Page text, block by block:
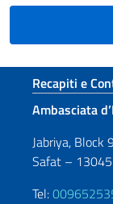
Recapiti e
Ambasciata
Jabriya, Block
Safat –
Tel: